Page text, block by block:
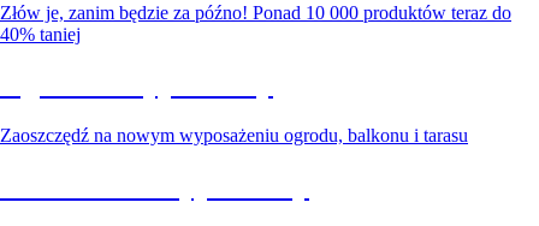
Złów je, zanim będzie za późno! Ponad 10 000 produktów teraz do
40% taniej
Zaoszczędź na nowym wyposażeniu ogrodu, balkonu i tarasu